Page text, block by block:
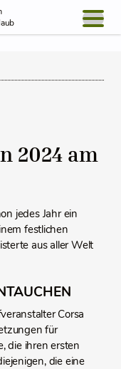
2024 am
jedes Jahr ein
festlichen
aus aller Welt
Corsa
für
die ihren ersten
die eine